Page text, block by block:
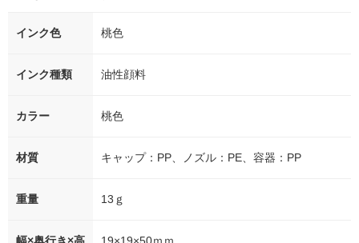
インク色 桃色
インク種類 油性顔料
カラー 桃色
材質 キャップ：PP、ノズル：PE、容器：PP
重量 13ｇ